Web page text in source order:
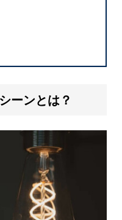
ーンとは？